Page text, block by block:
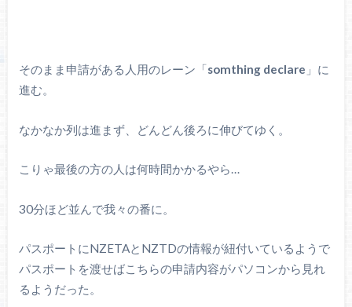
そのまま申請がある人用のレーン「somthing declare 」に
進む。
なかなか列は進まず、どんどん後ろに伸びてゆく。
こりゃ最後の方の人は何時間かかるやら…
30分ほど並んで我々の番に。
パスポートにNZETAとNZTDの情報が紐付いているようで
パスポートを渡せばこちらの申請内容がパソコンから見れ
るようだった。